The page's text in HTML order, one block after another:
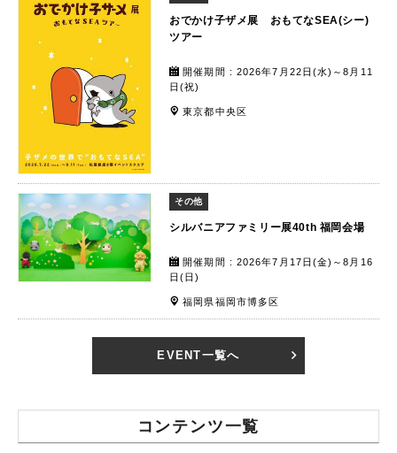
おでかけ子ザメ展 おもてなSEA(シー)
ツアー
開催期間 : 2026年7月22日(水)～8月11
日(祝)
東京都中央区
その他
シルバニアファミリー展40th 福岡会場
開催期間 : 2026年7月17日(金)～8月16
日(日)
福岡県福岡市博多区
EVENT一覧へ
コンテンツ一覧